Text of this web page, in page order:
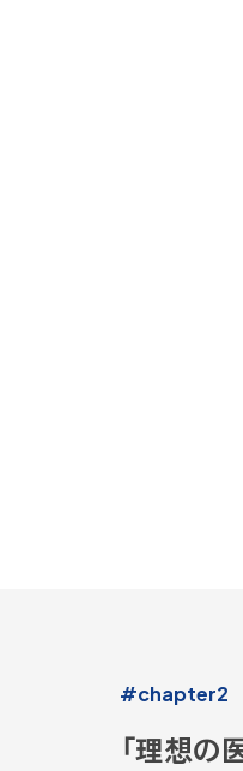
#chapter2
「理想の